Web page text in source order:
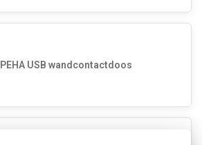
PEHA USB wandcontactdoos